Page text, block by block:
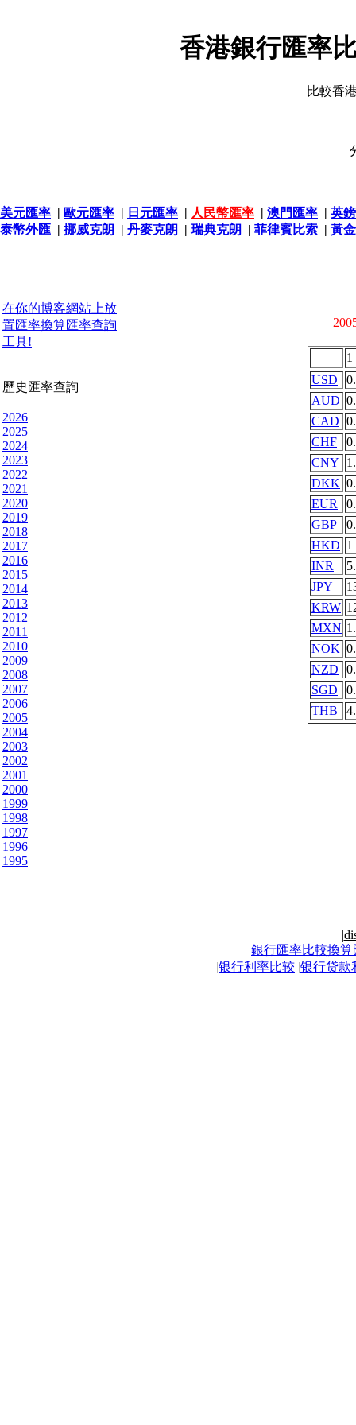
香港銀行匯率
比較香
美元匯率 | 歐元匯率 | 日元匯率 | 人民幣匯率 | 澳門匯率 | 英
泰幣外匯 | 挪威克朗 | 丹麥克朗 | 瑞典克朗 | 菲律賓比索 | 黃
在你的博客網站上放
置匯率換算匯率查詢
工具!
歷史匯率查詢
2026
2025
2024
2023
2022
2021
2020
2019
2018
2017
2016
2015
2014
2013
2012
2011
2010
2009
2008
2007
2006
2005
2004
2003
2002
2001
2000
1999
1998
1997
1996
1995
1
USD
AUD
CAD
CHF
CNY
DKK
EUR
GBP
HKD 1
INR
JPY
KRW
MXN
NOK
NZD
SGD
THB
|
銀行匯率比較換算
|银行利率比较 |银行贷款